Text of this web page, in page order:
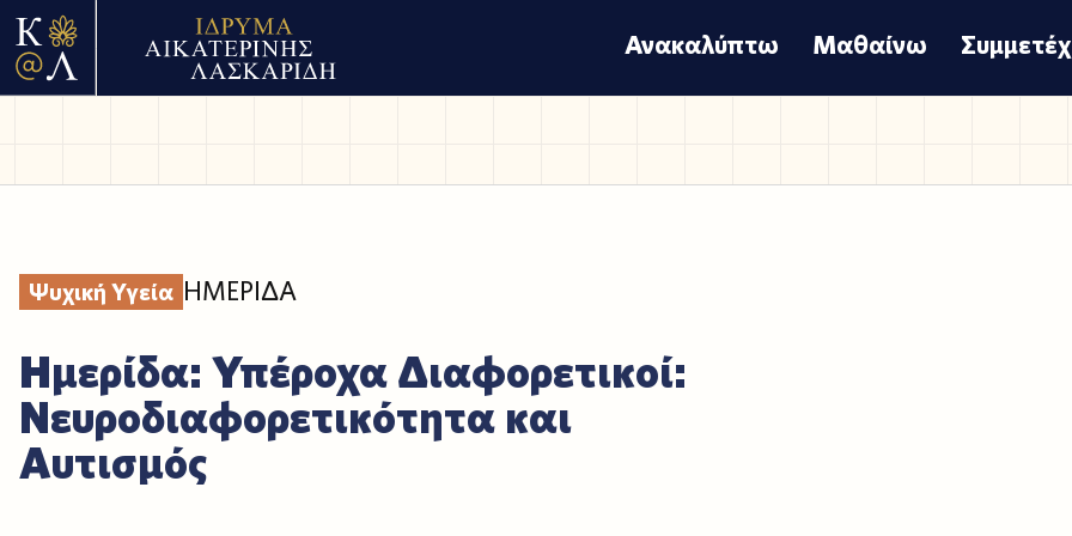
Ανακαλύπτω Μαθαίνω
Ψυχική Υγεία ΗΜΕΡΙΔΑ
Ημερίδα: Υπέροχα Διαφορετικοί:
Νευροδιαφορετικότητα και
Αυτισμός